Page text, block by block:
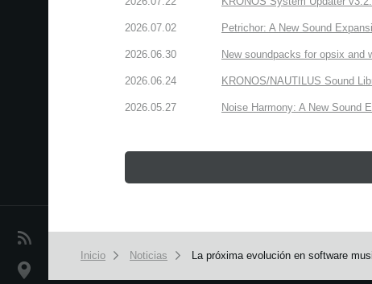
2026.07.02 Petrichor: A New Sound
2026.06.30 New soundpacks for opsix and
2026.06.24 KRONOS/NAUTILUS Sound
2026.05.27 Noise Harmony: A New Sound
Inicio Noticias La próxima evolución en software